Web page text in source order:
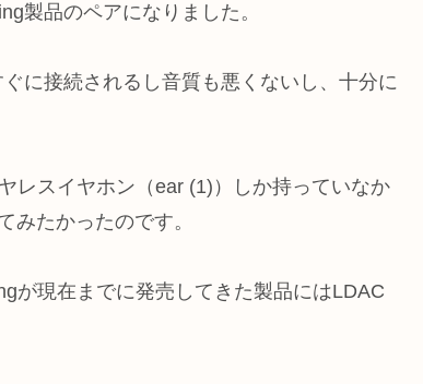
製品のペアになりました。
に接続されるし音質も悪くないし、十分に
レスイヤホン（ear (1)）しか持っていなか
みたかったのです。
が現在までに発売してきた製品にはLDAC